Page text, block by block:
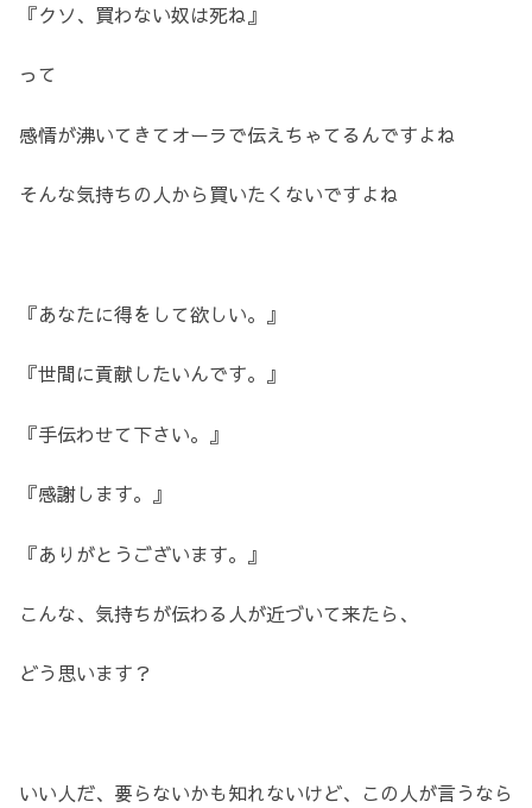
『クソ、買わない奴は死ね』
って
感情が沸いてきてオーラで伝えちゃてるんですよね
そんな気持ちの人から買いたくないですよね
『あなたに得をして欲しい。』
『世間に貢献したいんです。』
『手伝わせて下さい。』
『感謝します。』
『ありがとうございます。』
こんな、気持ちが伝わる人が近づいて来たら、
どう思います？
いい人だ、要らないかも知れないけど、この人が言うなら